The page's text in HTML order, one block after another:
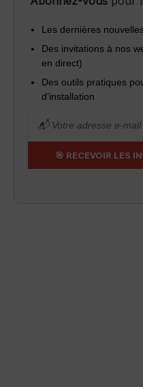
Les dernières
Des invitations à nos
en direct)
Des outils pratiques
d’installation